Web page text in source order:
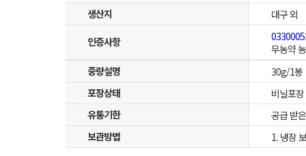
생산지
대구 외
인증사항
무농약
중량설명
30g/1봉
포장상태
비닐포장
유통기한
공급 받
보관방법
1. 냉장